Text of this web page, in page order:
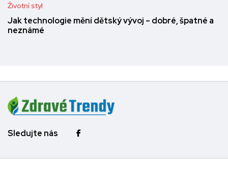
Životní styl
Jak technologie mění dětský vývoj – dobré, špatné a
neznámé
Sledujte nás